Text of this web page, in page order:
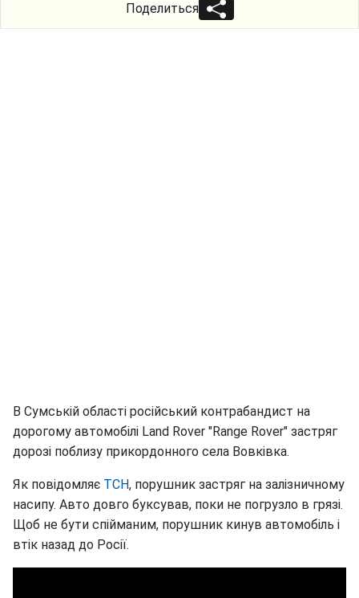
Поделиться
В Сумській області російський контрабандист на
дорогому автомобілі Land Rover "Range Rover" застряг
дорозі поблизу прикордонного села Вовківка.
Як повідомляє ТСН, порушник застряг на залізничному
насипу. Авто довго буксував, поки не погрузло в грязі.
Щоб не бути спійманим, порушник кинув автомобіль і
втік назад до Росії.